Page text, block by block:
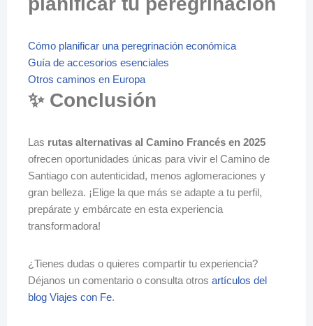
Cómo planificar una peregrinación económica
Guía de accesorios esenciales
Otros caminos en Europa
✨ Conclusión
Las rutas alternativas al Camino Francés en 2025
ofrecen oportunidades únicas para vivir el Camino de
Santiago con autenticidad, menos aglomeraciones y
gran belleza. ¡Elige la que más se adapte a tu perfil,
prepárate y embárcate en esta experiencia
transformadora!
¿Tienes dudas o quieres compartir tu experiencia?
Déjanos un comentario o consulta otros artículos del
blog Viajes con Fe.